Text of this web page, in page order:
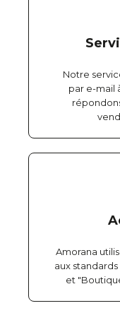
Notre
par e-mail
Amorana
aux
et